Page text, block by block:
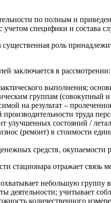
по полным и
специфики и состава
существенная роль
заключается в рассмотрении:
выполнения;
группам (совокупный
на результат –
труда
улучшенных состояний /
(ремонт) в стоимости
средств, окупаемости
стационара отражает
небольшую группу
деятельности; учитывает
количественного